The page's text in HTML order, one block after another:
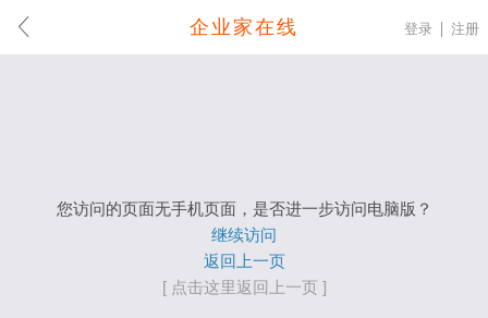
企业家在线 登录 注册
您访问的页面无手机页面，是否进一步访问电脑版？
继续访问
返回上一页
[ 点击这里返回上一页 ]